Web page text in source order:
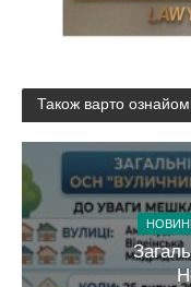
Також варто